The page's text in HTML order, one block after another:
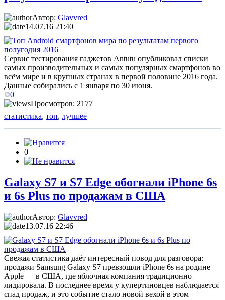
Автор: Glavvred
14.07.16 21:40
Сервис тестирования гаджетов Antutu опубликовал списки
самых производительных и самых популярных смартфонов во
всём мире и в крупных странах в первой половине 2016 года.
Данные собирались с 1 января по 30 июня.
0
Просмотров: 2177
статистика, топ, лучшее
0
Galaxy S7 и S7 Edge обогнали iPhone 6s
и 6s Plus по продажам в США
Автор: Glavvred
13.07.16 22:46
Свежая статистика даёт интересный повод для разговора:
продажи Samsung Galaxy S7 превзошли iPhone 6s на родине
Apple — в США, где яблочная компания традиционно
лидировала. В последнее время у купертиновцев наблюдается
спад продаж, и это событие стало новой вехой в этом